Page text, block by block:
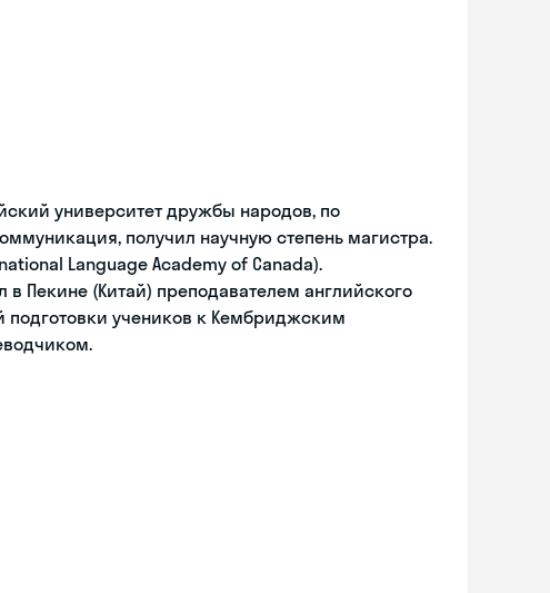
университет дружбы народов, по
получил научную степень магистра.
Language Academy of Canada).
в Пекине (Китай) преподавателем английского
подготовки учеников к Кембриджским